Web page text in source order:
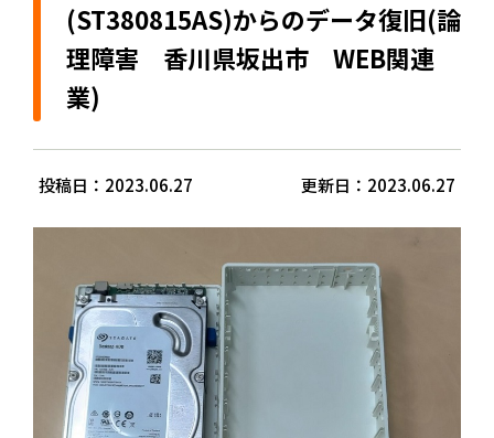
(ST380815AS)からのデータ復旧(論
理障害 香川県坂出市 WEB関連
業)
投稿日：2023.06.27 更新日：2023.06.27